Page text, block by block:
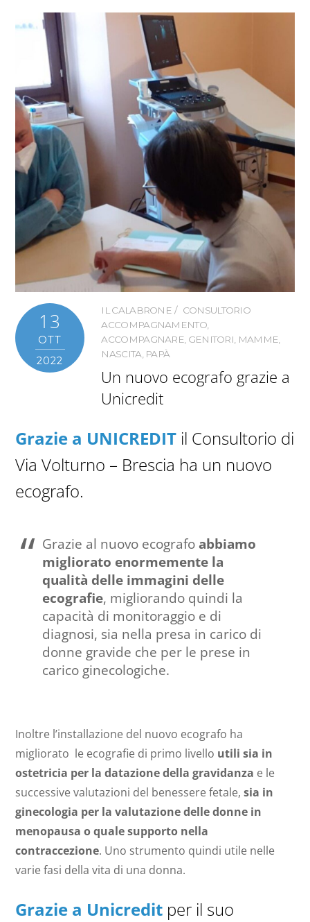
13
OTT
2022
IL CALABRONE
CONSULTORIO
ACCOMPAGNAMENTO,
ACCOMPAGNARE, GENITORI, MAMME,
NASCITA, PAPÀ
Un nuovo ecografo grazie a
Unicredit
Grazie a UNICREDIT il Consultorio di
Via Volturno – Brescia ha un nuovo
ecografo.
Grazie al nuovo ecografo abbiamo
migliorato enormemente la
qualità delle immagini delle
ecografie, migliorando quindi la
capacità di monitoraggio e di
diagnosi, sia nella presa in carico di
donne gravide che per le prese in
carico ginecologiche.
Inoltre l’installazione del nuovo ecografo ha
migliorato le ecografie di primo livello utili sia in
ostetricia per la datazione della gravidanza e le
successive valutazioni del benessere fetale,sia in
ginecologia per la valutazione delle donne in
menopausa o quale supporto nella
contraccezione. Uno strumento quindi utile nelle
varie fasi della vita di una donna.
Grazie a Unicredit per il suo